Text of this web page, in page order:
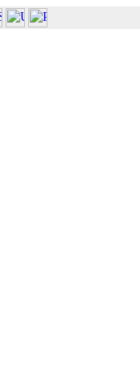
» Centro Linguistico
» Centro S.Elisabetta